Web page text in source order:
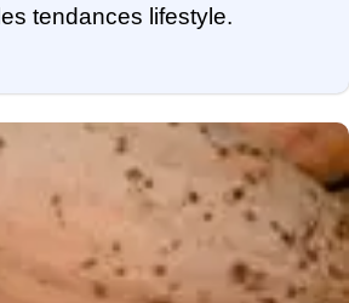
les tendances lifestyle.